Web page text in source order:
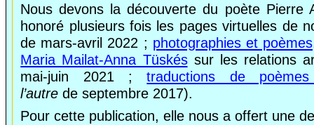
Nous devons la découverte du poète
honoré plusieurs fois les pages virtuelles de
de mars-avril 2022 ; photographies et poèmes
Maria Mailat-Anna Tüskéssur les relations
mai-juin 2021 ;traductions de
l’autre de septembre 2017).
Pour cette publication, elle nous a offert une